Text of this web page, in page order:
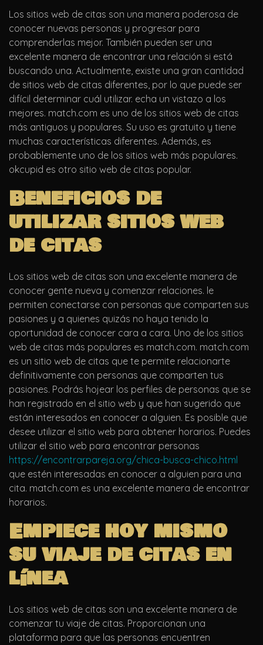
Los sitios web de citas son una manera poderosa de
conocer nuevas personas y progresar para
comprenderlas mejor. También pueden ser una
excelente manera de encontrar una relación si está
buscando una. Actualmente, existe una gran cantidad
de sitios web de citas diferentes, por lo que puede ser
difícil determinar cuál utilizar. echa un vistazo a los
mejores. match.com es uno de los sitios web de citas
más antiguos y populares. Su uso es gratuito y tiene
muchas características diferentes. Además, es
probablemente uno de los sitios web más populares.
okcupid es otro sitio web de citas popular.
Beneficios de
utilizar sitios web
de citas
Los sitios web de citas son una excelente manera de
conocer gente nueva y comenzar relaciones. le
permiten conectarse con personas que comparten sus
pasiones y a quienes quizás no haya tenido la
oportunidad de conocer cara a cara. Uno de los sitios
web de citas más populares es match.com. match.com
es un sitio web de citas que te permite relacionarte
definitivamente con personas que comparten tus
pasiones. Podrás hojear los perfiles de personas que se
han registrado en el sitio web y que han sugerido que
están interesados ​​en conocer a alguien. Es posible que
desee utilizar el sitio web para obtener horarios. Puedes
utilizar el sitio web para encontrar personas
https://encontrarpareja.org/chica-busca-chico.html
que estén interesadas en conocer a alguien para una
cita. match.com es una excelente manera de encontrar
horarios.
Empiece hoy mismo
su viaje de citas en
línea
Los sitios web de citas son una excelente manera de
comenzar tu viaje de citas. Proporcionan una
plataforma para que las personas encuentren